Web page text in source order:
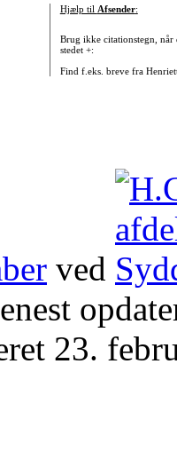
Hjælp til Afsender:
Brug ikke citationstegn, når
stedet +:
Find f.eks. breve fra
ved
23.